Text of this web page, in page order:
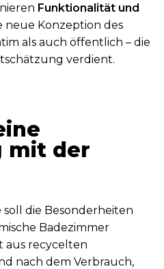
Funktionalität und
neue Konzeption des
als auch öffentlich – die
verdient.
mit der
soll die Besonderheiten
Badezimmer
aus recycelten
nach dem Verbrauch,